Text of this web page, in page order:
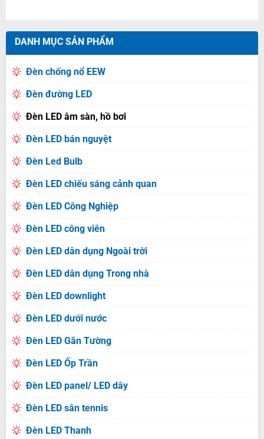
DANH MỤC SẢN PHẨM
Đèn chống nổ EEW
Đèn đường LED
Đèn LED âm sàn, hồ bơi
Đèn LED bán nguyệt
Đèn Led Bulb
Đèn LED chiếu sáng cảnh quan
Đèn LED Công Nghiệp
Đèn LED công viên
Đèn LED dân dụng Ngoài trời
Đèn LED dân dụng Trong nhà
Đèn LED downlight
Đèn LED dưới nước
Đèn LED Gắn Tường
Đèn LED Ốp Trần
Đèn LED panel/ LED dây
Đèn LED sân tennis
Đèn LED Thanh